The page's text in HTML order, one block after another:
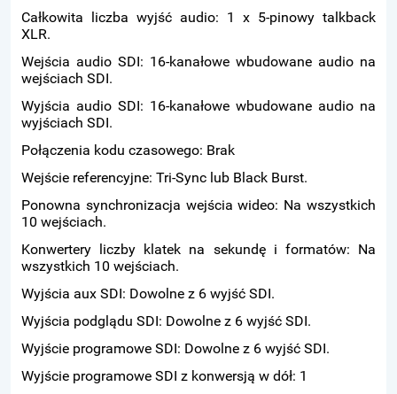
Całkowita liczba wyjść audio: 1 x 5-pinowy talkback
XLR.
Wejścia audio SDI: 16-kanałowe wbudowane audio na
wejściach SDI.
Wyjścia audio SDI: 16-kanałowe wbudowane audio na
wyjściach SDI.
Połączenia kodu czasowego: Brak
Wejście referencyjne: Tri-Sync lub Black Burst.
Ponowna synchronizacja wejścia wideo: Na wszystkich
10 wejściach.
Konwertery liczby klatek na sekundę i formatów: Na
wszystkich 10 wejściach.
Wyjścia aux SDI: Dowolne z 6 wyjść SDI.
Wyjścia podglądu SDI: Dowolne z 6 wyjść SDI.
Wyjście programowe SDI: Dowolne z 6 wyjść SDI.
Wyjście programowe SDI z konwersją w dół: 1